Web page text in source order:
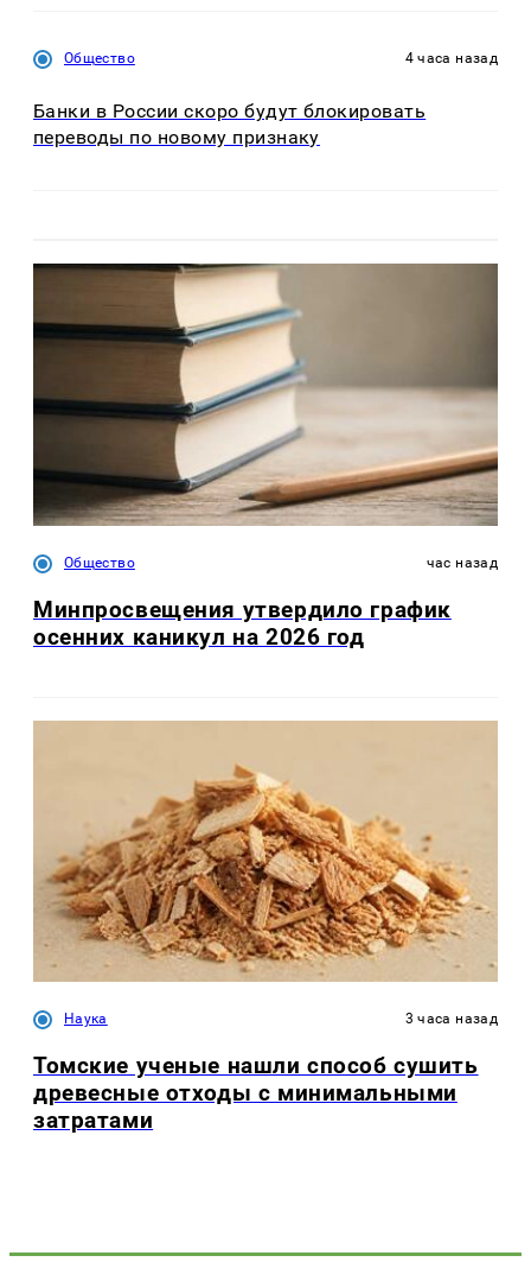
Общество 4 часа назад
Банки в России скоро будут блокировать
переводы по новому признаку
Общество час назад
Минпросвещения утвердило график
осенних каникул на 2026 год
Наука 3 часа назад
Томские ученые нашли способ сушить
древесные отходы с минимальными
затратами